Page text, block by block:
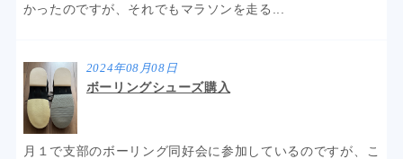
かったのですが、それでもマラソンを走る...
2024年08月08日
ボーリングシューズ購入
月１で支部のボーリング同好会に参加しているのですが、こ